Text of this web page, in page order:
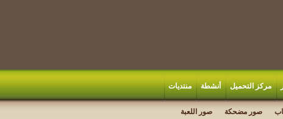
مركز التحميل أنشطة منتديات
صور مضحكة صور اللعبة